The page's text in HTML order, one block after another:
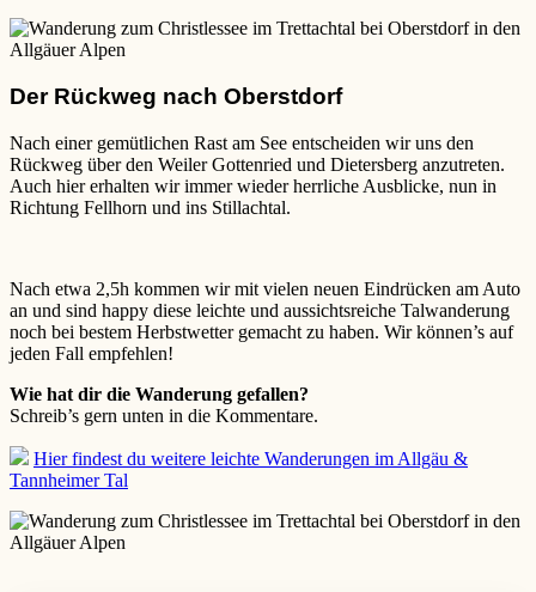
Der Rückweg nach Oberstdorf
Nach einer gemütlichen Rast am See entscheiden wir uns den
Rückweg über den Weiler Gottenried und Dietersberg anzutreten.
Auch hier erhalten wir immer wieder herrliche Ausblicke, nun in
Richtung Fellhorn und ins Stillachtal.
Nach etwa 2,5h kommen wir mit vielen neuen Eindrücken am Auto
an und sind happy diese leichte und aussichtsreiche Talwanderung
noch bei bestem Herbstwetter gemacht zu haben. Wir können’s auf
jeden Fall empfehlen!
Wie hat dir die Wanderung gefallen?
Schreib’s gern unten in die Kommentare.
Hierfindest du weitere leichte Wanderungen im Allgäu &
Tannheimer Tal